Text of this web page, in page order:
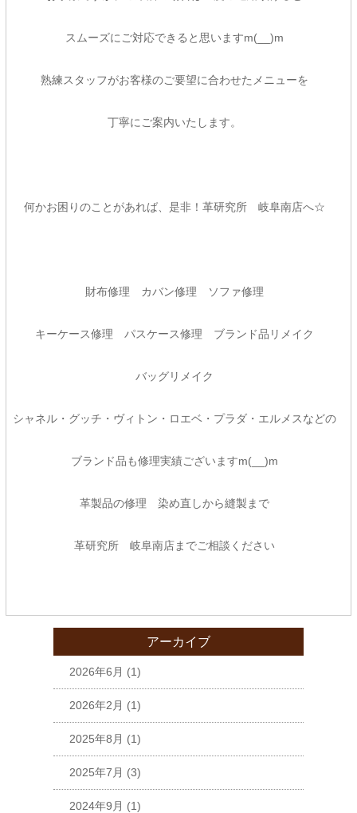
スムーズにご対応できると思いますm(__)m
熟練スタッフがお客様のご要望に合わせたメニューを
丁寧にご案内いたします。
何かお困りのことがあれば、是非！革研究所 岐阜南店へ☆
財布修理 カバン修理 ソファ修理
キーケース修理 パスケース修理 ブランド品リメイク
バッグリメイク
シャネル・グッチ・ヴィトン・ロエベ・プラダ・エルメスなどの
ブランド品も修理実績ございますm(__)m
革製品の修理 染め直しから縫製まで
革研究所 岐阜南店までご相談ください
アーカイブ
2026年6月 (1)
2026年2月 (1)
2025年8月 (1)
2025年7月 (3)
2024年9月 (1)